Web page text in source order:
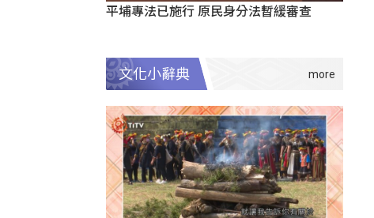
平埔專法已施行 原民身分法暫緩審查
文化小辭典